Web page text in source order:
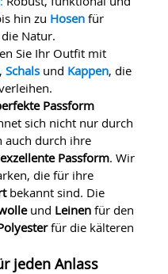
hin zu Hosen für
Natur.
Sie Ihr Outfit mit
, Schals und Kappen, die
Passform
sich nicht nur durch
auch durch ihre
exzellente Passform. Wir
die für ihre
bekannt sind. Die
und Leinen für den
für die kälteren
jeden Anlass